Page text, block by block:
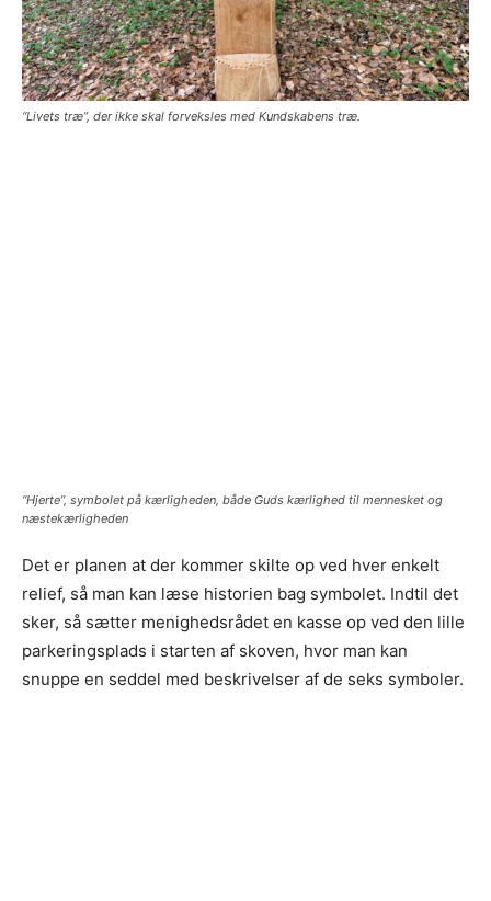
“Livets træ”, der ikke skal forveksles med Kundskabens træ.
“Hjerte”, symbolet på kærligheden, både Guds kærlighed til mennesket og
næstekærligheden
Det er planen at der kommer skilte op ved hver enkelt
relief, så man kan læse historien bag symbolet. Indtil det
sker, så sætter menighedsrådet en kasse op ved den lille
parkeringsplads i starten af skoven, hvor man kan
snuppe en seddel med beskrivelser af de seks symboler.